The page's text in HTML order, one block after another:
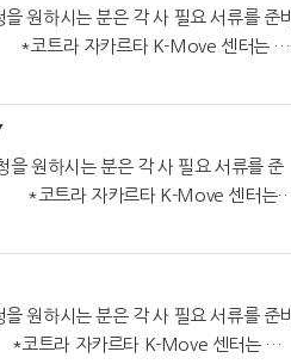
원하시는 분은 각 사 필요 서류를 준비
고 있습니다. https://cafe.naver.
원하시는 분은 각 사 필요 서류를 준
. *코트라 자카르타 K-Move 센터는
원하시는 분은 각 사 필요 서류를 준비
코트라 자카르타 K-Move 센터는 온